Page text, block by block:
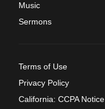
Music
Sermons
Terms of Use
Privacy Policy
California: CCPA Notice